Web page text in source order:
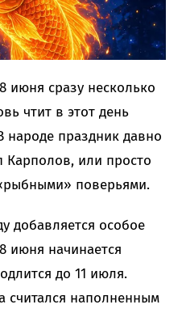
июня сразу несколько
чтит в этот день
народе праздник давно
или просто
поверьями.
добавляется особое
июня начинается
до 11 июля.
считался наполненным